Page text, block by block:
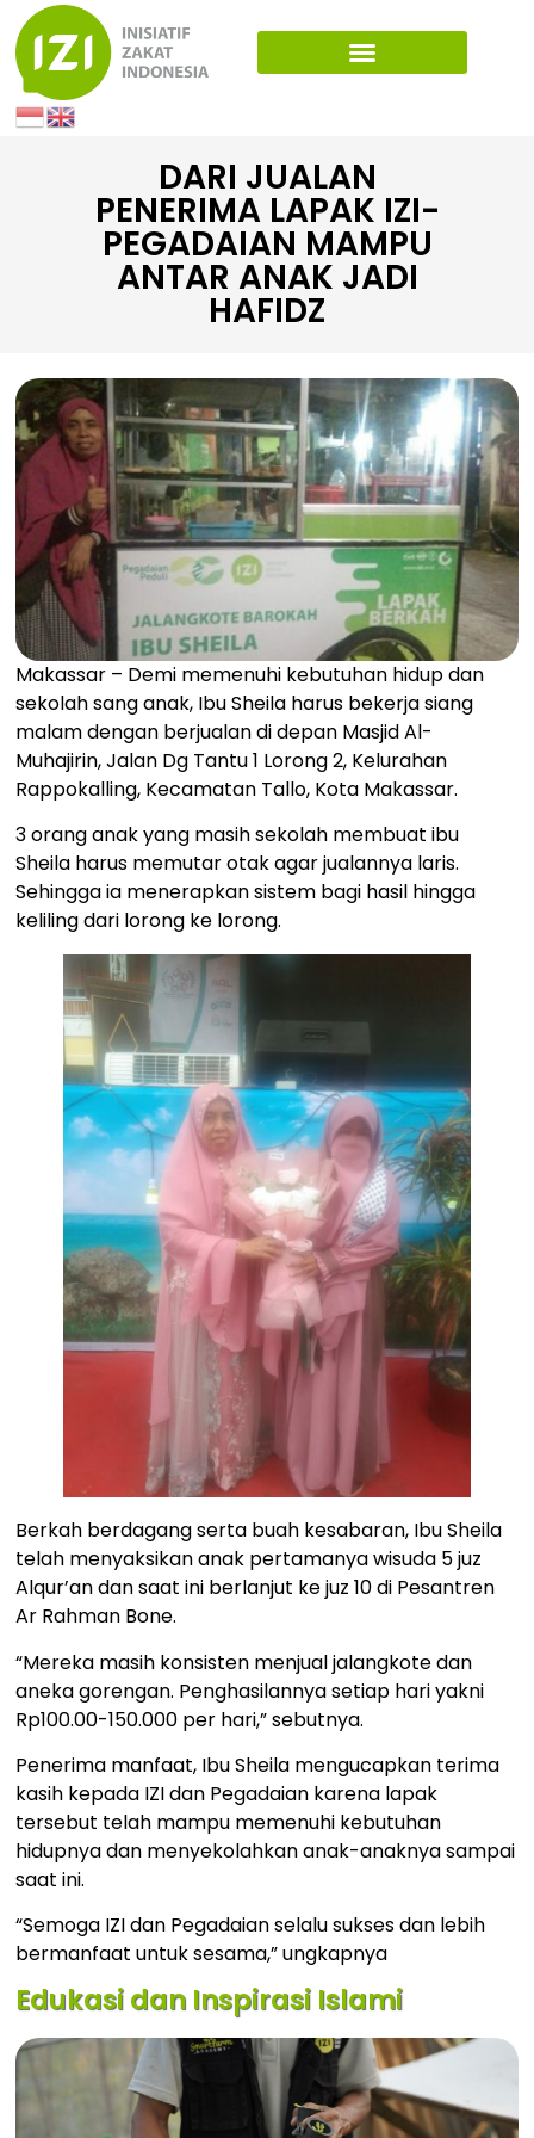
DARI JUALAN
PENERIMA LAPAK IZI-
PEGADAIAN MAMPU
ANTAR ANAK JADI
HAFIDZ
Makassar – Demi memenuhi kebutuhan hidup dan
sekolah sang anak, Ibu Sheila harus bekerja siang
malam dengan berjualan di depan Masjid Al-
Muhajirin, Jalan Dg Tantu 1 Lorong 2, Kelurahan
Rappokalling, Kecamatan Tallo, Kota Makassar.
3 orang anak yang masih sekolah membuat ibu
Sheila harus memutar otak agar jualannya laris.
Sehingga ia menerapkan sistem bagi hasil hingga
keliling dari lorong ke lorong.
Berkah berdagang serta buah kesabaran, Ibu Sheila
telah menyaksikan anak pertamanya wisuda 5 juz
Alqur’an dan saat ini berlanjut ke juz 10 di Pesantren
Ar Rahman Bone.
“Mereka masih konsisten menjual jalangkote dan
aneka gorengan. Penghasilannya setiap hari yakni
Rp100.00-150.000 per hari,” sebutnya.
Penerima manfaat, Ibu Sheila mengucapkan terima
kasih kepada IZI dan Pegadaian karena lapak
tersebut telah mampu memenuhi kebutuhan
hidupnya dan menyekolahkan anak-anaknya sampai
saat ini.
“Semoga IZI dan Pegadaian selalu sukses dan lebih
bermanfaat untuk sesama,” ungkapnya
Edukasi dan Inspirasi Islami